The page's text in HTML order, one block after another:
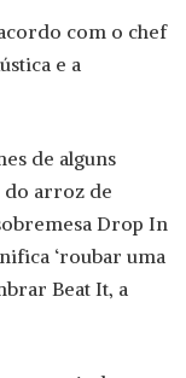
com o chef
e a
de alguns
do arroz de
Drop In
‘roubar uma
Beat It, a